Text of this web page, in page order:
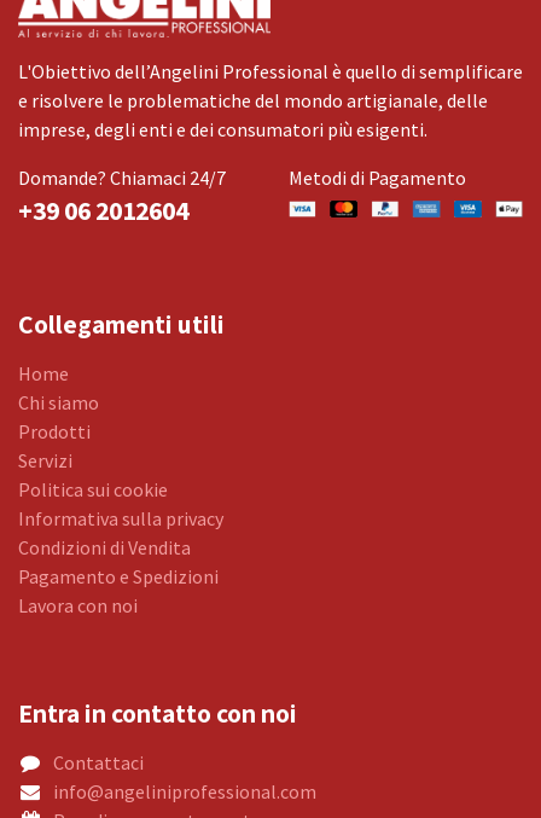
L'Obiettivo dell’Angelini Professional è quello di semplificare
e risolvere le problematiche del mondo artigianale, delle
imprese, degli enti e dei consumatori più esigenti.
Domande? Chiamaci 24/7
+39 06 2012604
Metodi di Pagamento
Collegamenti utili
Home
Chi siamo
Prodotti
Servizi
Politica sui cookie
Informativa sulla privacy
Condizioni di Vendita
Pagamento e Spedizioni
Lavora con noi
Entra in contatto con noi
Contattaci
info@angeliniprofessional.com